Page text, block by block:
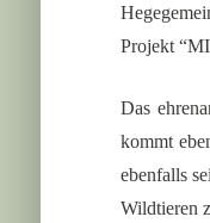
Projekt
Das
kommt
ebenfalls
Wildtieren